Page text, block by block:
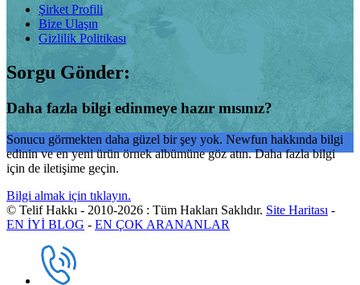
Şirket Profili
Bize Ulaşın
Gizlilik Politikası
Sorgu Gönder:
Daha fazla bilgi edinmeye hazır mısınız?
Sonucu görmekten daha güzel bir şey yok. Newfun hakkında bilgi
edinin ve en yeni ürün örnek albümüne göz atın. Daha fazla bilgi
için de iletişime geçin.
Bilgi almak için tıklayın.
© Telif Hakkı - 2010-2026 : Tüm Hakları Saklıdır. Site Haritası -
EN İYİ BLOG - EN ÇOK ARANANLAR